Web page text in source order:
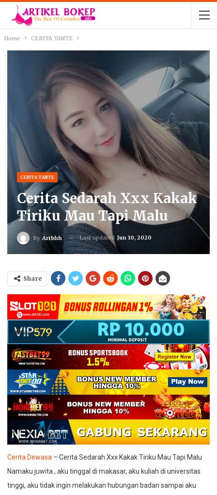
Home CERITA TANTE
CERITA TANTE
Cerita Sedarah Xxx Kakak
Tiriku Mau Tapi Malu
By Artbhh Last updated Jun 10, 2020
Share
Cerita Dewasa – Cerita Sedarah Xxx Kakak Tiriku Mau Tapi Malu
Namaku juwita , aku tinggal di makasar, aku kuliah di universitas
tinggi, aku tidak ingin melakukan hubungan badan sampai aku